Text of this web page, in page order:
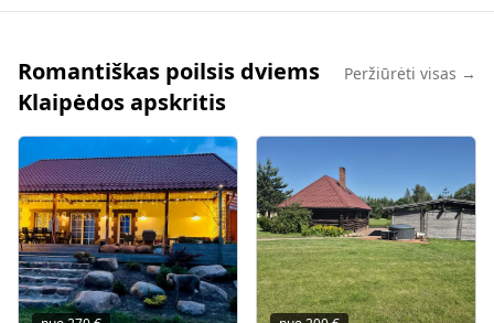
Romantiškas poilsis dviems
Klaipėdos apskritis
Peržiūrėti visas →